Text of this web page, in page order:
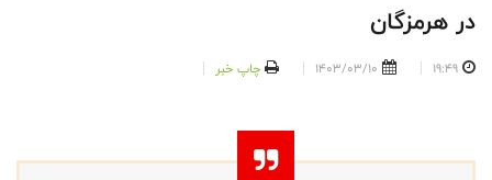
در هرمزگان
19:49
1403/03/10 چاپ خبر